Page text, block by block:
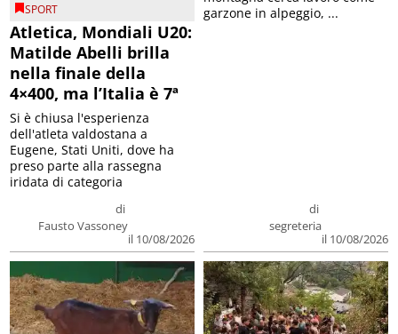
SPORT
Atletica, Mondiali U20:
Matilde Abelli brilla
nella finale della
4×400, ma l’Italia è 7ª
di
Fausto Vassoney
il 10/08/2026
Si è chiusa l'esperienza
dell'atleta valdostana a
Eugene, Stati Uniti, dove ha
preso parte alla rassegna
iridata di categoria
di
segreteria
il 10/08/2026
garzone in alpeggio, ...